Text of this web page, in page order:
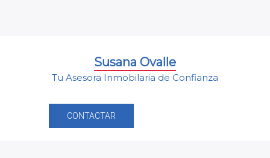
Susana Ovalle
Tu Asesora Inmobilaria de Confianza
CONTACTAR